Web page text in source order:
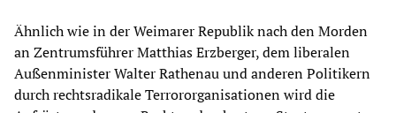
Ähnlich wie in der Weimarer Republik nach den Morden
an Zentrumsführer Matthias Erzberger, dem liberalen
Außenminister Walter Rathenau und anderen Politikern
durch rechtsradikale Terrororganisationen wird die